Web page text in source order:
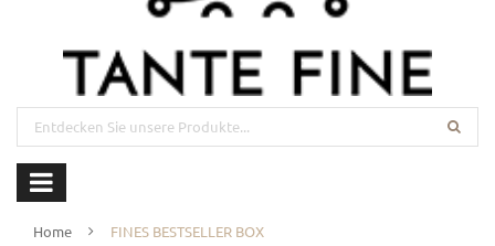
Home FINES BESTSELLER BOX